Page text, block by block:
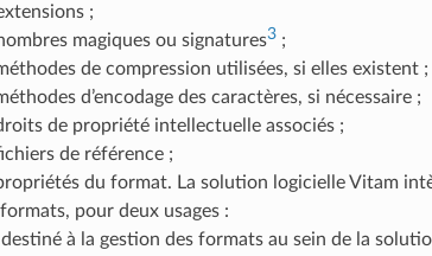
;
magiques ou signatures3;
de compression utilisées, si elles existent ;
d’encodage des caractères, si nécessaire ;
de propriété intellectuelle associés ;
de référence ;
du format. La solution logicielle Vitam
pour deux usages :
destiné à la gestion des formats au sein de la